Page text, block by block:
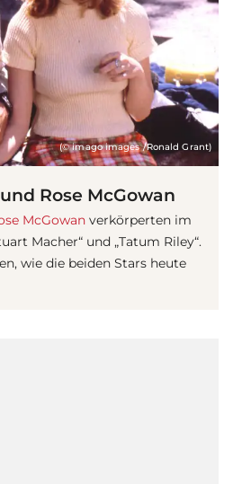
(© imago images /Ronald Grant)
Rose McGowan
McGowan verkörperten im
Macher“ und „Tatum Riley“.
wie die beiden Stars heute